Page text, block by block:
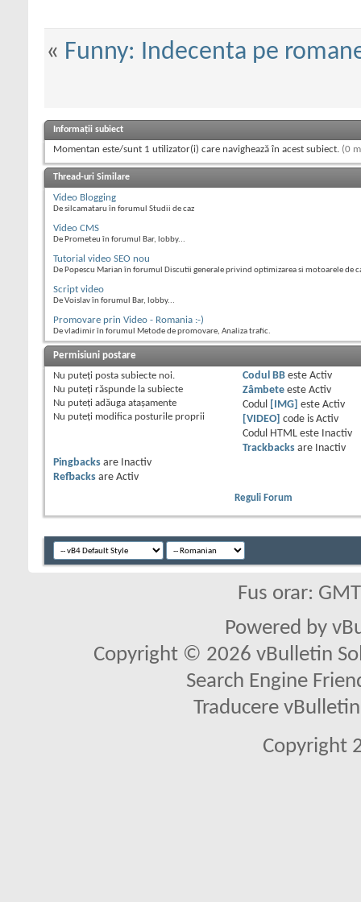
« Funny: Indecenta pe
Informații subiect
Momentan este/sunt 1 utilizator(i) care navighează în acest subiect. (0
Thread-uri Similare
Video Blogging
De silcamataru în forumul Studii de caz
Video CMS
De Prometeu în forumul Bar, lobby...
Tutorial video SEO nou
De Popescu Marian în forumul Discutii generale privind optimizarea si motoarele de
Script video
De Voislav în forumul Bar, lobby...
Promovare prin Video - Romania :-)
De vladimir în forumul Metode de promovare, Analiza trafic.
Permisiuni postare
Nu puteţi posta subiecte noi.
Nu puteţi răspunde la subiecte
Nu puteţi adăuga ataşamente
Nu puteţi modifica posturile proprii
Codul BBeste Activ
Zâmbeteeste Activ
Codul
[IMG] este Activ
[VIDEO]
code is Activ
Codul HTML este
Inactiv
Trackbacksare
Inactiv
Pingbacks are
Inactiv
Refbacks are Activ
Reguli Forum
Fus orar:
Powered by
Copyright © 2026 vBulletin
Search Engine
Traducere
Copyright